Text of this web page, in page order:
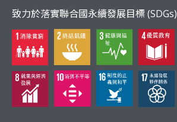
致力於落實聯合國永續發展目標 (SDGs)